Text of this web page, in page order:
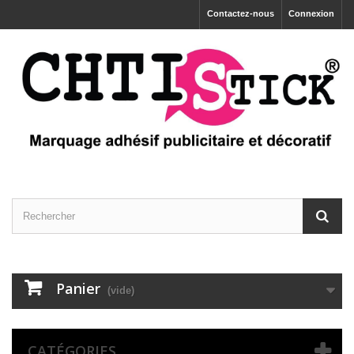
Connexion
Contactez-nous
Panier (vide)